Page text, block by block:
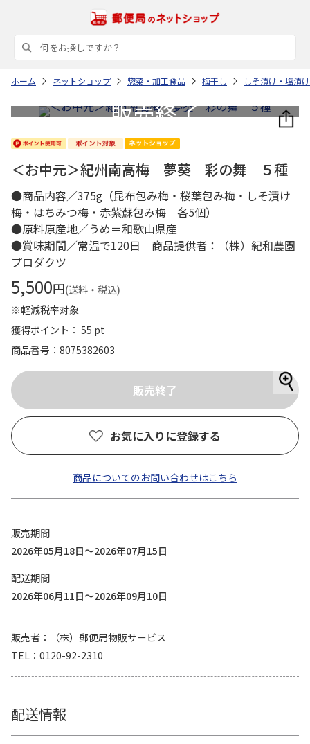
ホーム ネットショップ 惣菜・加工食品 梅干し しそ漬け・塩漬
＜お中元＞紀州南高梅 夢葵 彩の舞 ５種
●商品内容／375g（昆布包み梅・桜葉包み梅・しそ漬け
梅・はちみつ梅・赤紫蘇包み梅 各5個）
●原料原産地／うめ＝和歌山県産
●賞味期間／常温で120日 商品提供者：（株）紀和農園
プロダクツ
5,500円(送料・税込)
※軽減税率対象
獲得ポイント： 55 pt
商品番号
8075382603
お気に入りに登録する
商品についてのお問い合わせはこちら
販売期間
2026年05月18日～2026年07月15日
配送期間
2026年06月11日～2026年09月10日
販売者
（株）郵便局物販サービス
TEL
0120-92-2310
配送情報